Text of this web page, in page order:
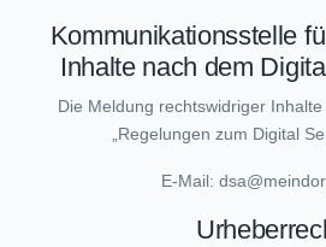
Kommunikationsstelle
Inhalte nach dem
Die Meldung rechtswidriger
„Regelungen zum Digital
E-Mail: